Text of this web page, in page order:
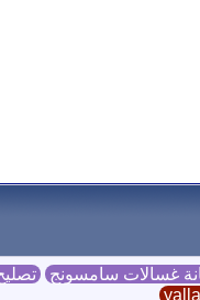
غسالات سامسونج